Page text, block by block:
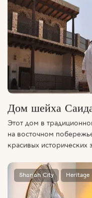
Дом шейха
Этот дом в
на восточном
красивых исторических
Sharjah City Heritage